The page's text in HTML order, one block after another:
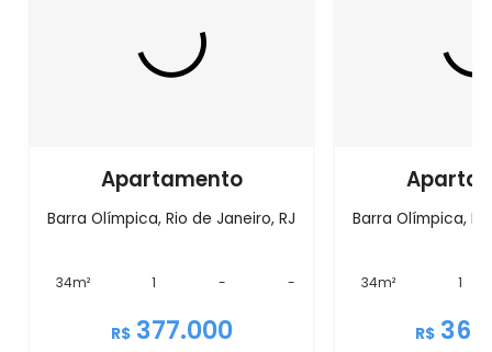
Apartamento
Barra Olímpica, Rio de Janeiro, RJ
34m² 1 - -
R$ 377.000
Barra Olímpica,
34m² 1
R$